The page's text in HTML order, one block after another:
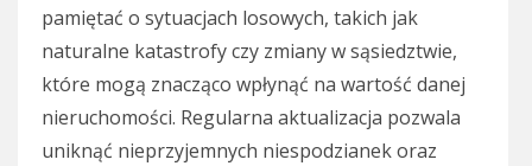
pamiętać o sytuacjach losowych, takich jak
naturalne katastrofy czy zmiany w sąsiedztwie,
które mogą znacząco wpłynąć na wartość danej
nieruchomości. Regularna aktualizacja pozwala
uniknąć nieprzyjemnych niespodzianek oraz